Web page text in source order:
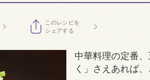
このレシピを
シェアする
中華料理の定番
く」さえあれば